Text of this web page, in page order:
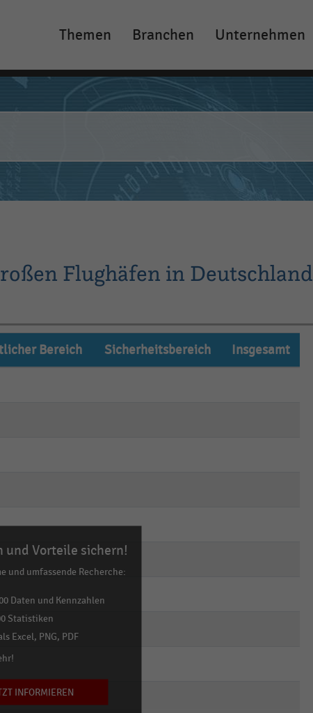
Main
navigation
Themen Branchen Unternehmen
Flughäfen in Deutschland
Bereich Sicherheitsbereich Insgesamt
empty empty
empty
empty
empty
empty
und Vorteile sichern!
und umfassende Recherche:
Daten und Kennzahlen
Statistiken
Excel, PNG, PDF
INFORMIEREN